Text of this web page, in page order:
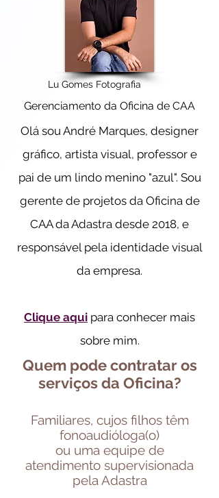
Lu Gomes Fotografia
Gerenciamento da Oficina de CAA
Olá sou André Marques, designer
gráfico, artista visual, professor e
pai de um lindo menino "azul". Sou
gerente de projetos da Oficina de
CAA da Adastra desde 2018, e
responsável pela identidade visual
da empresa.
Clique aqui para conhecer mais
sobre mim.
Quem pode contratar os
serviços da Oficina?
Familiares, cujos filhos têm
fonoaudióloga(o)
ou uma equipe de
atendimento supervisionada
pela Adastra